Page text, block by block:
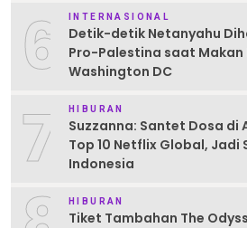
6 INTERNASIONAL
Detik-detik Netanyahu
Pro-Palestina saat Makan
Washington DC
7 HIBURAN
Suzzanna: Santet Dosa di
Top 10 Netflix Global,
Indonesia
HIBURAN
Tiket Tambahan The